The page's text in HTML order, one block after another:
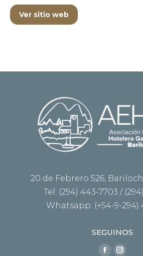
Ver sitio web
20 de Febrero 526,
Tel: (294) 443-7703 /
Whatsapp: (+54-9-294)
SEGUINOS